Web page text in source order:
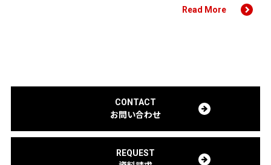
Read More
CONTACT
お問い合わせ
REQUEST